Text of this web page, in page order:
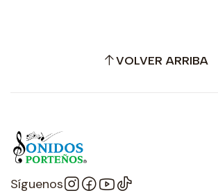
VOLVER ARRIBA
Síguenos